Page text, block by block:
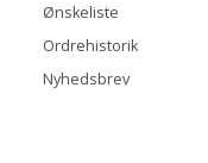
Ønskeliste
Ordrehistorik
Nyhedsbrev